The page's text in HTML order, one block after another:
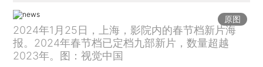
原图
2024年1月25日，上海，影院内的春节档新片海
报。2024年春节档已定档九部新片，数量超越
2023年。图：视觉中国